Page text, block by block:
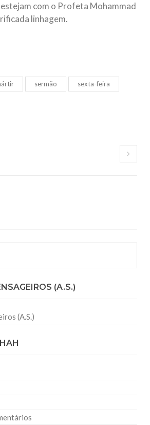
estejam com o Profeta Mohammad
linhagem.
sermão sexta-feira
(A.S.)
(A.S.)